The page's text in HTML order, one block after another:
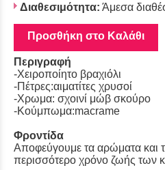
Διαθεσιμότητα: Άμεσα
Προσθήκη στο Καλάθι
Περιγραφή
-Χειροποίητο βραχιόλι
-Πέτρες:αιματίτες χρυσοί
-Χρωμα: σχοινί μώβ σκούρο
-Κούμπωμα:macrame
Φροντίδα
Αποφεύγουμε τα αρώματα και
περισσότερο χρόνο ζωής των